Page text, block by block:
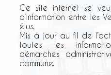
Ce site internet se
d’information entre les
élus.
Mis à jour au fil de
toutes les
démarches
commune.